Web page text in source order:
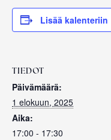
Lisää kalenteriin
TIEDOT
Päivämäärä:
1 elokuun, 2025
Aika:
17:00 - 17:30